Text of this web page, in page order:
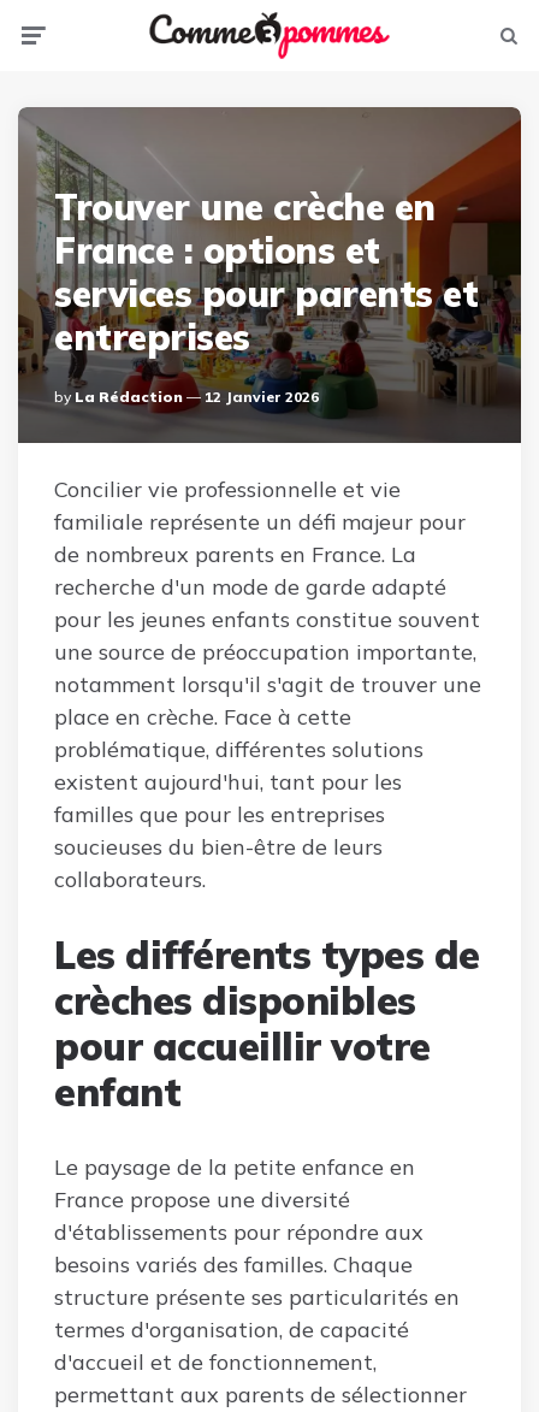
Trouver une crèche en
France : options et
services pour parents et
entreprises
Posted
By
By La Rédaction 12 Janvier 2026
Concilier vie professionnelle et vie
familiale représente un défi majeur pour
de nombreux parents en France. La
recherche d'un mode de garde adapté
pour les jeunes enfants constitue souvent
une source de préoccupation importante,
notamment lorsqu'il s'agit de trouver une
place en crèche. Face à cette
problématique, différentes solutions
existent aujourd'hui, tant pour les
familles que pour les entreprises
soucieuses du bien-être de leurs
collaborateurs.
Les différents types de
crèches disponibles
pour accueillir votre
enfant
Le paysage de la petite enfance en
France propose une diversité
d'établissements pour répondre aux
besoins variés des familles. Chaque
structure présente ses particularités en
termes d'organisation, de capacité
d'accueil et de fonctionnement,
permettant aux parents de sélectionner